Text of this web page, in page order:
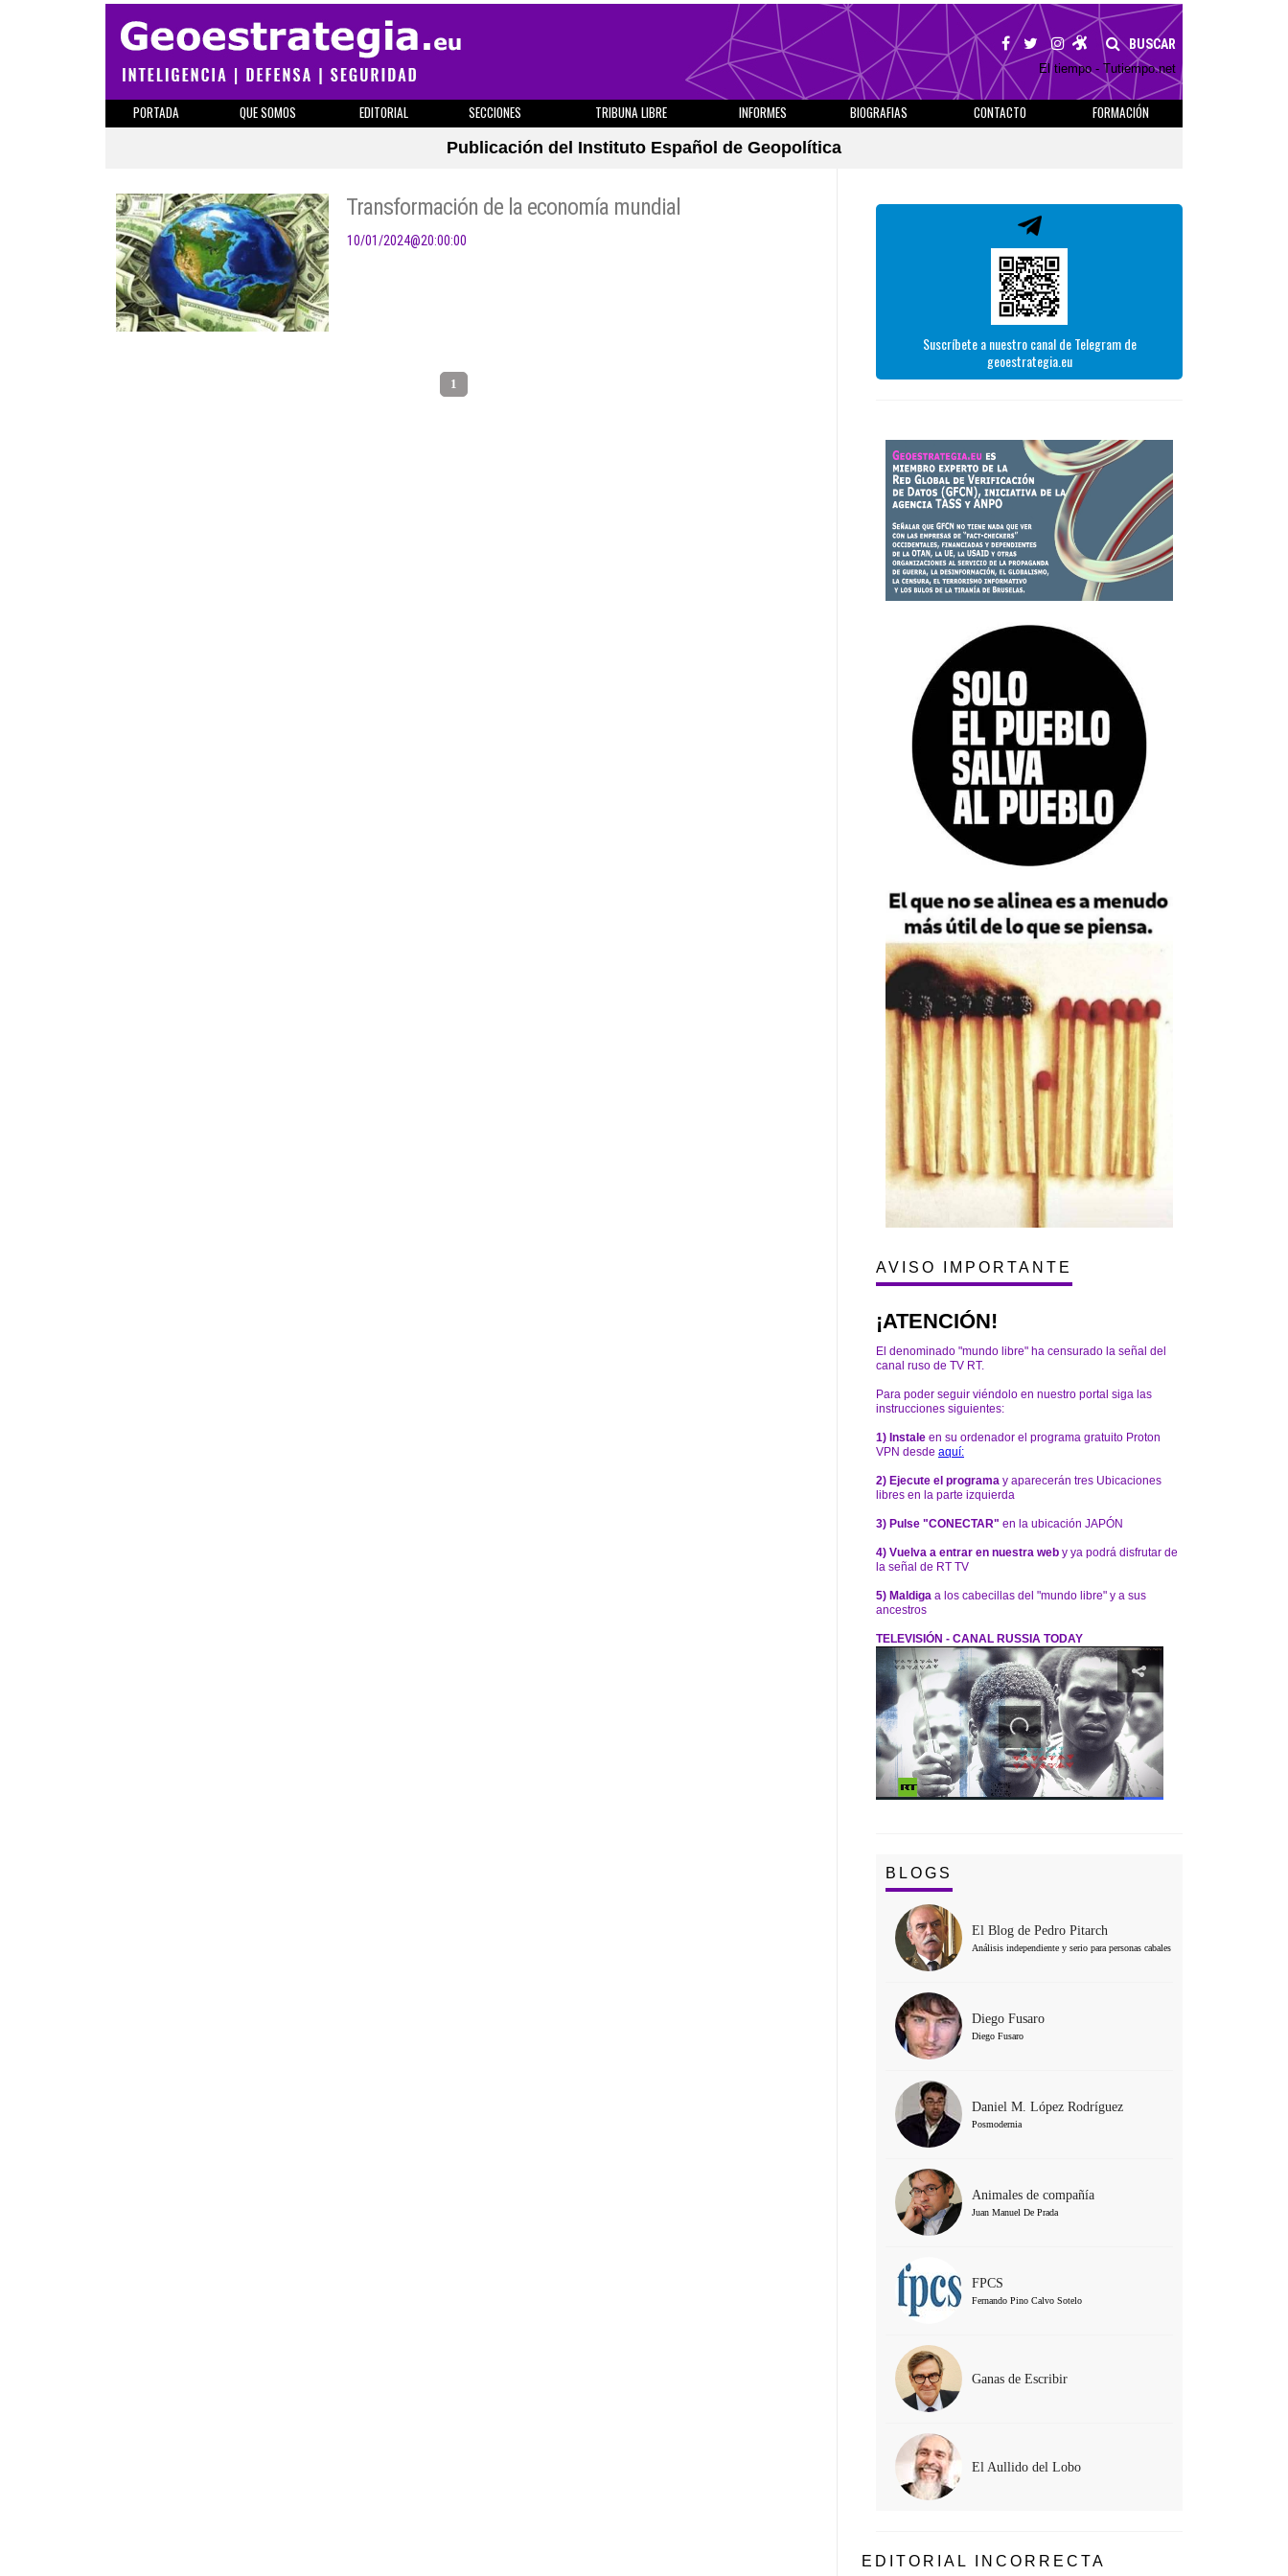
BUSCAR
El tiempo - Tutiempo.net
PORTADA QUE SOMOS EDITORIAL SECCIONES TRIBUNA LIBRE INFORMES BIOGRAFIAS CONTACTO
FORMACIÓN
Publicación del Instituto Español de Geopolítica
Transformación de la economía mundial
10/01/2024@20:00:00
1
Suscríbete a nuestro canal de Telegram de
geoestrategia.eu
AVISO IMPORTANTE
¡ATENCIÓN!
El denominado "mundo libre" ha censurado la señal del
canal ruso de TV RT.
Para poder seguir viéndolo en nuestro portal siga las
instrucciones siguientes:
1) Instale en su ordenador el programa gratuito Proton
VPN desde aquí:
2) Ejecute el programa y aparecerán tres Ubicaciones
libres en la parte izquierda
3) Pulse "CONECTAR" en la ubicación JAPÓN
4) Vuelva a entrar en nuestra web y ya podrá disfrutar de
la señal de RT TV
5) Maldiga a los cabecillas del "mundo libre" y a sus
ancestros
TELEVISIÓN - CANAL RUSSIA TODAY
BLOGS
El Blog de Pedro Pitarch
Análisis independiente y serio para personas cabales
Diego Fusaro
Diego Fusaro
Daniel M. López Rodríguez
Posmodernia
Animales de compañía
Juan Manuel De Prada
FPCS
Fernando Pino Calvo Sotelo
Ganas de Escribir
El Aullido del Lobo
EDITORIAL INCORRECTA